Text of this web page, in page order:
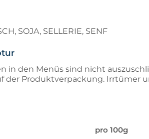
SOJA, SELLERIE, SENF
in den Menüs sind nicht
der Produktverpackung. Irrtümer
pro 100g